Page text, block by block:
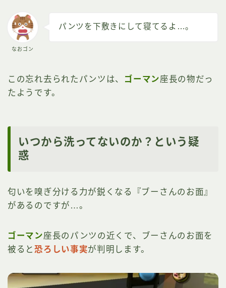
なおゴン
パンツを下敷きにして寝てるよ…。
この忘れ去られたパンツは、 ゴーマン座長の物だっ
たようです。
いつから洗ってないのか？という疑
惑
匂いを嗅ぎ分ける力が鋭くなる『ブーさんのお面』
があるのですが…。
ゴーマン座長のパンツの近くで、ブーさんのお面を
被ると恐ろしい事実が判明します。